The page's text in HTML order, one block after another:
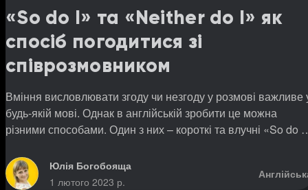
«So do I» та «Neither do I» як
спосіб погодитися зі
співрозмовником
Вміння висловлювати згоду чи незгоду у розмові важливе
будь-якій мові. Однак в англійській зробити це можна
різними способами. Один з них – короткі та влучні «So do
Юлія Богобояща
1 лютого 2023 р.